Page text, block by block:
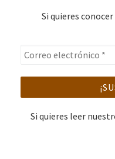
Si quieres
Si quieres leer